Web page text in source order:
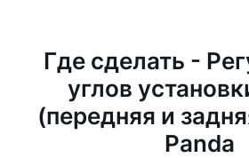
Где сделать -
углов
(передняя и
Panda